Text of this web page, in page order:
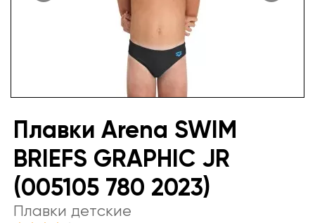
Плавки Arena SWIM
BRIEFS GRAPHIC JR
(005105 780 2023)
Плавки детские